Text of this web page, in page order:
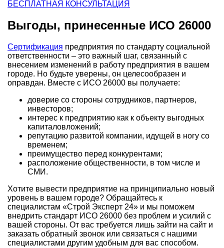
БЕСПЛАТНАЯ КОНСУЛЬТАЦИЯ
Выгоды, принесенные ИСО 26000
Сертификация предприятия по стандарту социальной
ответственности – это важный шаг, связанный с
внесением изменений в работу предприятия в вашем
городе. Но будьте уверены, он целесообразен и
оправдан. Вместе с ИСО 26000 вы получаете:
доверие со стороны сотрудников, партнеров,
инвесторов;
интерес к предприятию как к объекту выгодных
капиталовложений;
репутацию развитой компании, идущей в ногу со
временем;
преимущество перед конкурентами;
расположение общественности, в том числе и
СМИ.
Хотите вывести предприятие на принципиально новый
уровень в вашем городе? Обращайтесь к
специалистам «Строй Эксперт 24» и мы поможем
внедрить стандарт ИСО 26000 без проблем и усилий с
вашей стороны. От вас требуется лишь зайти на сайт и
заказать обратный звонок или связаться с нашими
специалистами другим удобным для вас способом.